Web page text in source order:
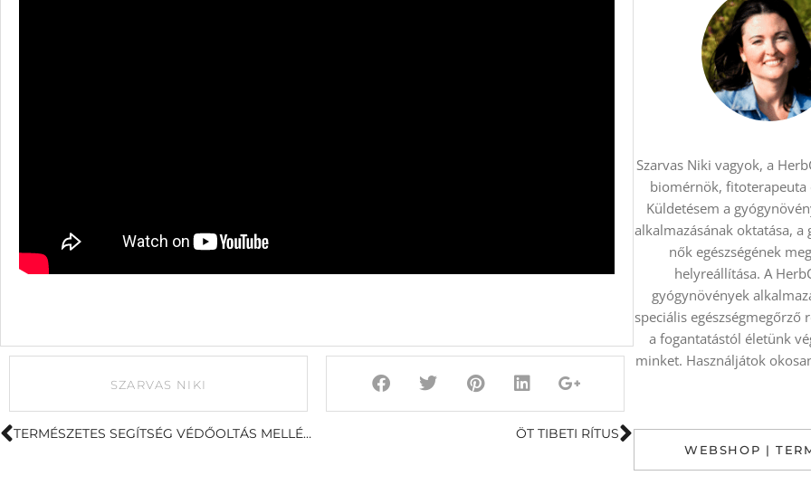
SZARVAS NIKI
TERMÉSZETES SEGÍTSÉG VÉDŐOLTÁS MELLÉKHATÁSAINAK ENYHÍTÉSÉBEN ÖT TIBETI RÍTUS
Szarvas Niki vagyok, a
biomérnök, fitoterapeuta
Küldetésem a
alkalmazásának oktatása, a
nők egészségének
helyreállítása. A
gyógynövények
speciális egészségmegőrző
a fogantatástól életünk
minket. Használjátok
WEBSHOP |